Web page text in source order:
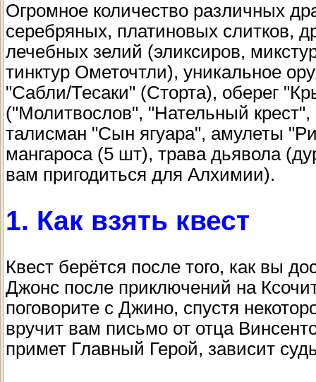
Огромное количество различных
серебряных, платиновых слитков,
лечебных зелий (эликсиров,
тинктур Ометочтли), уникальное
"Сабли/Тесаки" (Сторта), оберег
("Молитвослов", "Нательный
талисман "Сын ягуара", амулеты
мангароса (5 шт), трава дьявола
вам пригодиться для Алхимии).
1. Как взять квест
Квест берётся после того, как вы
Джонс после приключений на
поговорите с Джино, спустя
вручит вам письмо от отца
примет Главный Герой, зависит